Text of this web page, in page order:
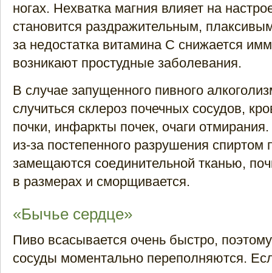
ногах. Нехватка магния влияет на
становится раздражительным,
за недостатка витамина С снижается
возникают простудные заболевания.
В случае запущенного пивного
случиться склероз почечных сосудов,
почки, инфаркты почек, очаги
из-за постепенного разрушения спиртом
замещаются соединительной тканью,
в размерах и сморщивается.
«Бычье сердце»
Пиво всасывается очень быстро,
сосуды моментально переполняются.